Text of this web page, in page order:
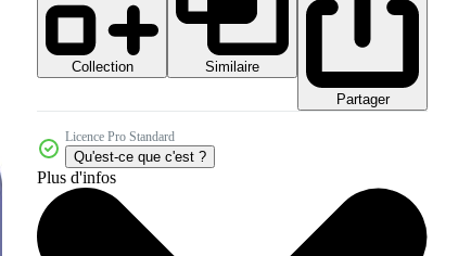
Collection
Similaire
Partager
Licence Pro Standard
Qu'est-ce que c'est ?
Plus d'infos